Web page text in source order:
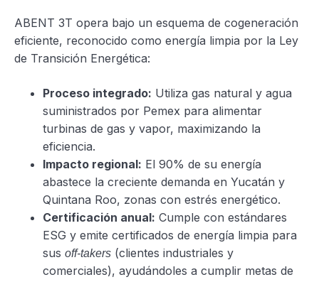
ABENT 3T opera bajo un esquema de cogeneración
eficiente, reconocido como energía limpia por la Ley
de Transición Energética:
Proceso integrado: Utiliza gas natural y agua
suministrados por Pemex para alimentar
turbinas de gas y vapor, maximizando la
eficiencia.
Impacto regional: El 90% de su energía
abastece la creciente demanda en Yucatán y
Quintana Roo, zonas con estrés energético.
Certificación anual: Cumple con estándares
ESG y emite certificados de energía limpia para
sus off-takers (clientes industriales y
comerciales), ayudándoles a cumplir metas de